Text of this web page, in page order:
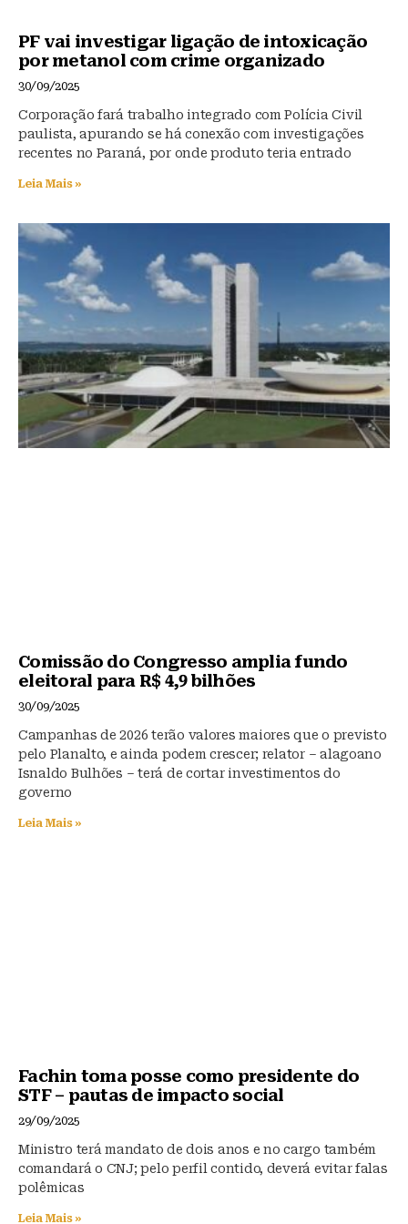
PF vai investigar ligação de intoxicação
por metanol com crime organizado
30/09/2025
Corporação fará trabalho integrado com Polícia Civil
paulista, apurando se há conexão com investigações
recentes no Paraná, por onde produto teria entrado
Leia Mais »
Comissão do Congresso amplia fundo
eleitoral para R$ 4,9 bilhões
30/09/2025
Campanhas de 2026 terão valores maiores que o previsto
pelo Planalto, e ainda podem crescer; relator – alagoano
Isnaldo Bulhões – terá de cortar investimentos do
governo
Leia Mais »
Fachin toma posse como presidente do
STF – pautas de impacto social
29/09/2025
Ministro terá mandato de dois anos e no cargo também
comandará o CNJ; pelo perfil contido, deverá evitar falas
polêmicas
Leia Mais »